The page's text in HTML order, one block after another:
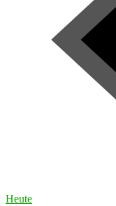
Heute